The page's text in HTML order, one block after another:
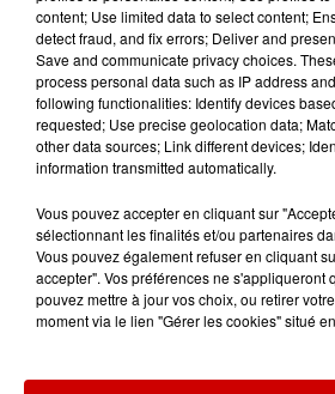
Jeux
Gagnez vos
Festival du Roi
Gagnez vos
Musée du
Mans !
content; Use limited data to select content;
detect fraud, and fix errors; Deliver and
Save and communicate privacy choices.
process personal data such as IP address
following functionalities: Identify devices
requested; Use precise geolocation data;
other data sources; Link different devices;
information transmitted automatically.
Vous pouvez accepter en cliquant sur
sélectionnant les finalités et/ou partenaires
Vous pouvez également refuser en cliquant
accepter". Vos préférences ne s'appliqueront
pouvez mettre à jour vos choix, ou retirer
moment via le lien "Gérer les cookies" situé